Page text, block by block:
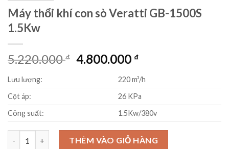
Máy thổi khí con sò Veratti GB-1500S
1.5Kw
5.220.000₫ Giá
5.220.000 ₫.
4.800.000 ₫Giá
tại
là:
4.800.000 ₫.
Lưu lượng:
220 m³/h
Cột áp:
26 KPa
Công suất:
1.5Kw/380v
Máy thổi khí con sò Veratti GB-1500S 1.5Kw số lượng
THÊM VÀO GIỎ HÀNG